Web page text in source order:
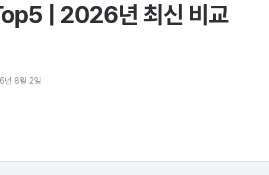
| 2026년 최신 비교
년 8월 2일